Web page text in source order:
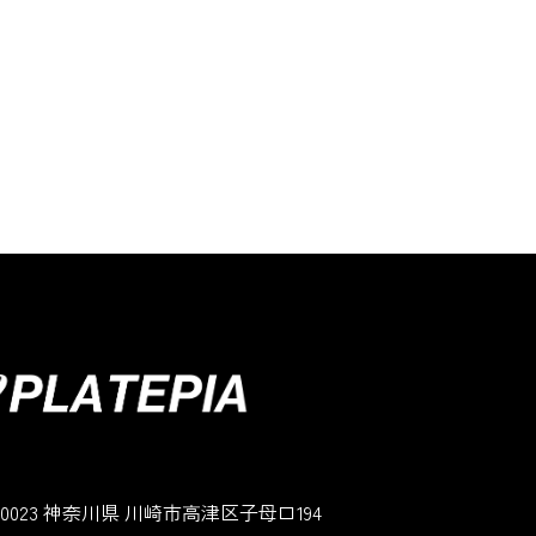
神奈川県 川崎市高津区子母口194